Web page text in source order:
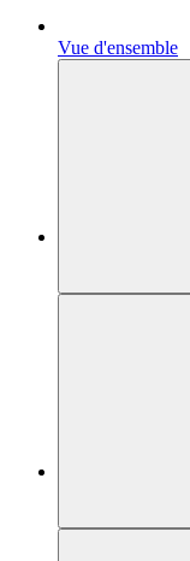
Vue d'ensemble